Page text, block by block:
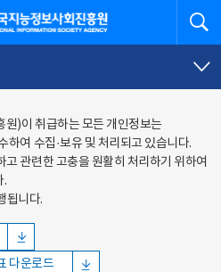
사회진흥원
)이 취급하는 모든 개인정보는
하여 수집·보유 및 처리되고 있습니다.
관련한 고충을 원활히 처리하기 위하여
.
됩니다.
다운로드